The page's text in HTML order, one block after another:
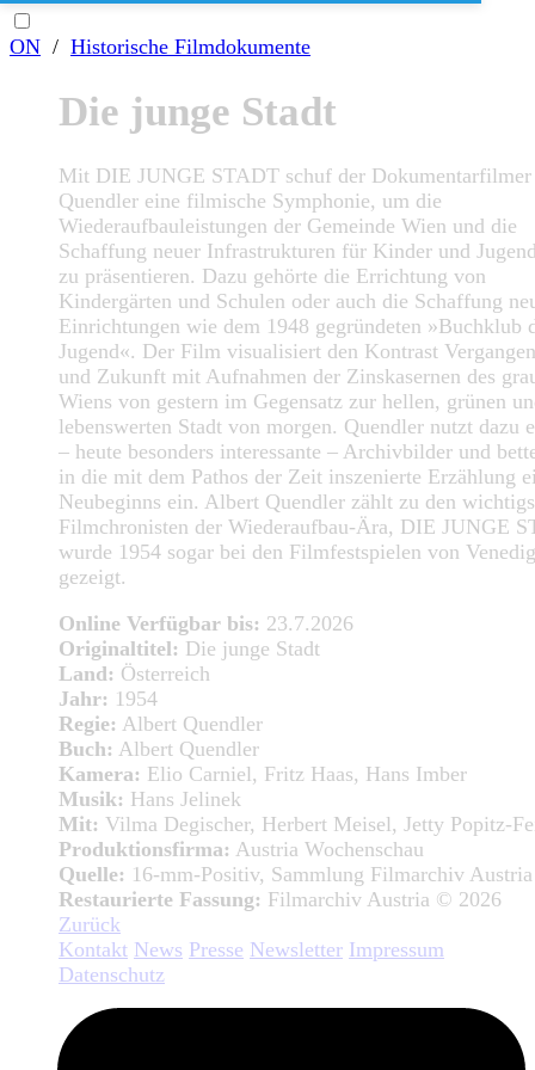
ON / Historische Filmdokumente
Die junge Stadt
Mit DIE JUNGE STADT schuf der
Quendler eine filmische Symphonie, um die
Wiederaufbauleistungen der Gemeinde Wien und die
Schaffung neuer Infrastrukturen für Kinder und
zu präsentieren. Dazu gehörte die Errichtung von
Kindergärten und Schulen oder auch die Schaffung
Einrichtungen wie dem 1948 gegründeten »Buchklub
Jugend«. Der Film visualisiert den Kontrast
und Zukunft mit Aufnahmen der Zinskasernen des
Wiens von gestern im Gegensatz zur hellen, grünen
lebenswerten Stadt von morgen. Quendler nutzt dazu
– heute besonders interessante – Archivbilder und
in die mit dem Pathos der Zeit inszenierte Erzählung
Neubeginns ein. Albert Quendler zählt zu den
Filmchronisten der Wiederaufbau-Ära, DIE JUNGE
wurde 1954 sogar bei den Filmfestspielen von Venedig
gezeigt.
Online Verfügbar bis: 23.7.2026
Originaltitel: Die junge Stadt
Land: Österreich
Jahr: 1954
Regie: Albert Quendler
Buch: Albert Quendler
Kamera: Elio Carniel, Fritz Haas, Hans Imber
Musik: Hans Jelinek
Mit: Vilma Degischer, Herbert Meisel, Jetty Popitz-
Produktionsfirma: Austria Wochenschau
Quelle: 16-mm-Positiv, Sammlung Filmarchiv Austria
Restaurierte Fassung: Filmarchiv Austria © 2026
Zurück
Kontakt News Presse Newsletter Impressum
Datenschutz